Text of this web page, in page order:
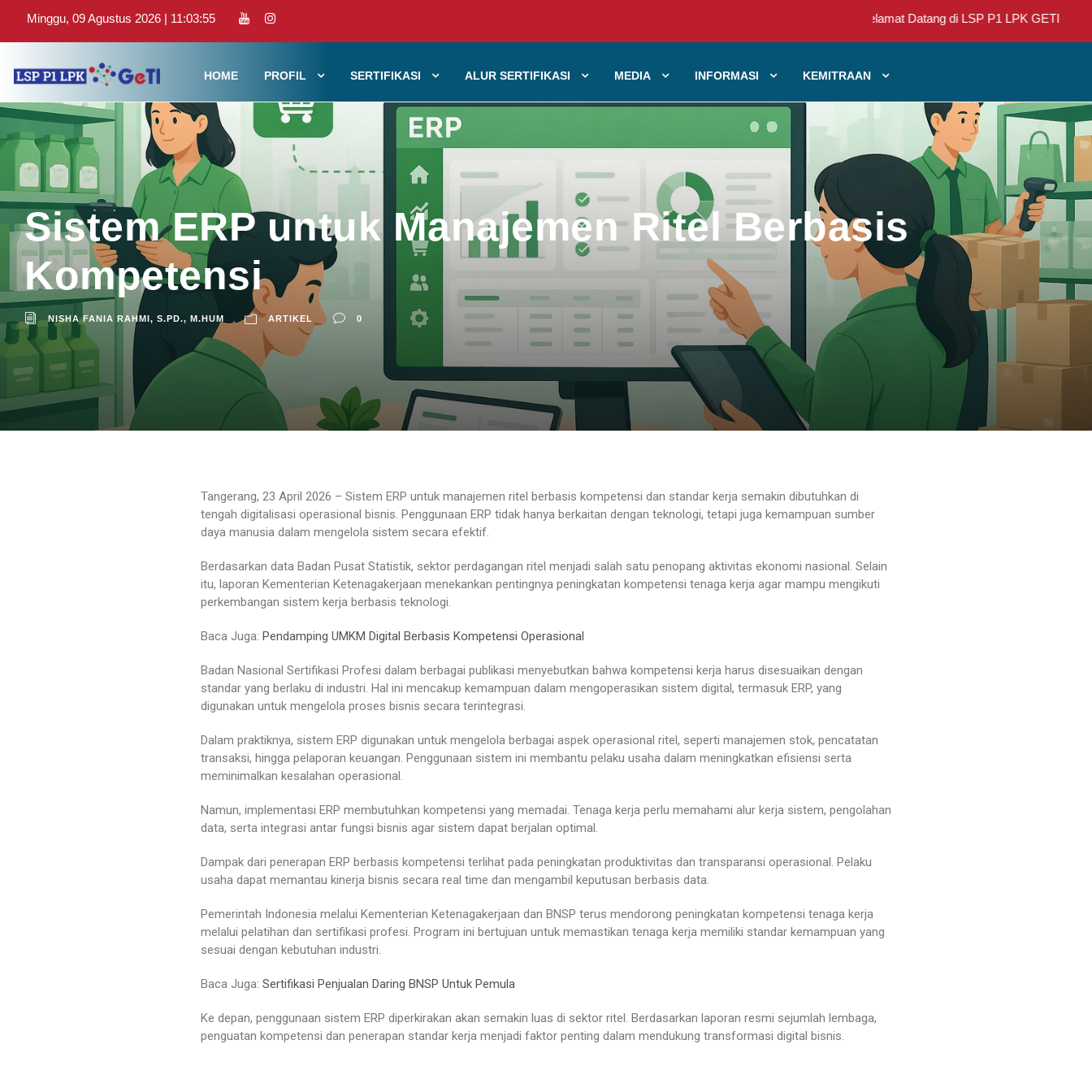
Minggu, 09 Agustus 2026 | 11:03:56 Selamat Datang di LSP P1 LPK GETI
HOME PROFIL SERTIFIKASI ALUR SERTIFIKASI MEDIA INFORMASI KEMITRAAN
Sistem ERP untuk Manajemen Ritel Berbasis
Kompetensi
NISHA FANIA RAHMI, S.PD., M.HUM ARTIKEL 0
Tangerang, 23 April 2026 – Sistem ERP untuk manajemen ritel berbasis kompetensi dan standar kerja semakin dibutuhkan di
tengah digitalisasi operasional bisnis. Penggunaan ERP tidak hanya berkaitan dengan teknologi, tetapi juga kemampuan sumber
daya manusia dalam mengelola sistem secara efektif.
Berdasarkan data Badan Pusat Statistik, sektor perdagangan ritel menjadi salah satu penopang aktivitas ekonomi nasional. Selain
itu, laporan Kementerian Ketenagakerjaan menekankan pentingnya peningkatan kompetensi tenaga kerja agar mampu mengikuti
perkembangan sistem kerja berbasis teknologi.
Baca Juga: Pendamping UMKM Digital Berbasis Kompetensi Operasional
Badan Nasional Sertifikasi Profesi dalam berbagai publikasi menyebutkan bahwa kompetensi kerja harus disesuaikan dengan
standar yang berlaku di industri. Hal ini mencakup kemampuan dalam mengoperasikan sistem digital, termasuk ERP, yang
digunakan untuk mengelola proses bisnis secara terintegrasi.
Dalam praktiknya, sistem ERP digunakan untuk mengelola berbagai aspek operasional ritel, seperti manajemen stok, pencatatan
transaksi, hingga pelaporan keuangan. Penggunaan sistem ini membantu pelaku usaha dalam meningkatkan efisiensi serta
meminimalkan kesalahan operasional.
Namun, implementasi ERP membutuhkan kompetensi yang memadai. Tenaga kerja perlu memahami alur kerja sistem, pengolahan
data, serta integrasi antar fungsi bisnis agar sistem dapat berjalan optimal.
Dampak dari penerapan ERP berbasis kompetensi terlihat pada peningkatan produktivitas dan transparansi operasional. Pelaku
usaha dapat memantau kinerja bisnis secara real time dan mengambil keputusan berbasis data.
Pemerintah Indonesia melalui Kementerian Ketenagakerjaan dan BNSP terus mendorong peningkatan kompetensi tenaga kerja
melalui pelatihan dan sertifikasi profesi. Program ini bertujuan untuk memastikan tenaga kerja memiliki standar kemampuan yang
sesuai dengan kebutuhan industri.
Baca Juga: Sertifikasi Penjualan Daring BNSP Untuk Pemula
Ke depan, penggunaan sistem ERP diperkirakan akan semakin luas di sektor ritel. Berdasarkan laporan resmi sejumlah lembaga,
penguatan kompetensi dan penerapan standar kerja menjadi faktor penting dalam mendukung transformasi digital bisnis.